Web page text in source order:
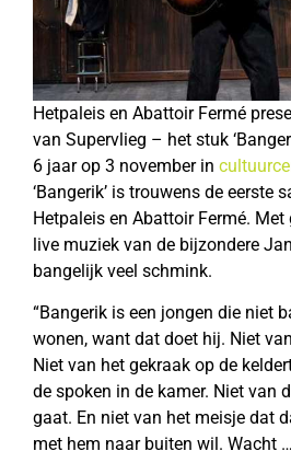
Hetpaleis en Abattoir Fermé
van Supervlieg – het stuk
6 jaar op 3 november in
‘Bangerik’ is trouwens de eerste
Hetpaleis en Abattoir Fermé.
live muziek van de bijzondere
bangelijk veel schmink.
“Bangerik is een jongen die niet
wonen, want dat doet hij. Niet
Niet van het gekraak op de
de spoken in de kamer. Niet van
gaat. En niet van het meisje dat
met hem naar buiten wil. Wacht